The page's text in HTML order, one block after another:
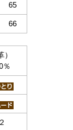
65
66
％